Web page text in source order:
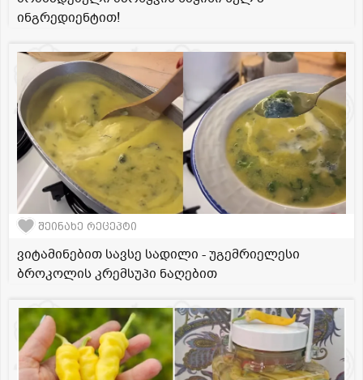
ინგრედიენტით!
შეინახე რეცეპტი
ვიტამინებით სავსე სადილი - უგემრიელესი
ბროკოლის კრემსუპი ნაღებით